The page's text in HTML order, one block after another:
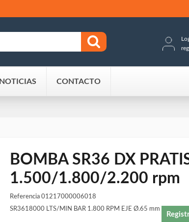
NOTICIAS CONTACTO
BOMBA SR36 DX
1.500/1.800/2.200 rpm
Referencia 01217000006018
SR3618000 LTS/MIN BAR 1.800 RPM EJE Ø.65 mm